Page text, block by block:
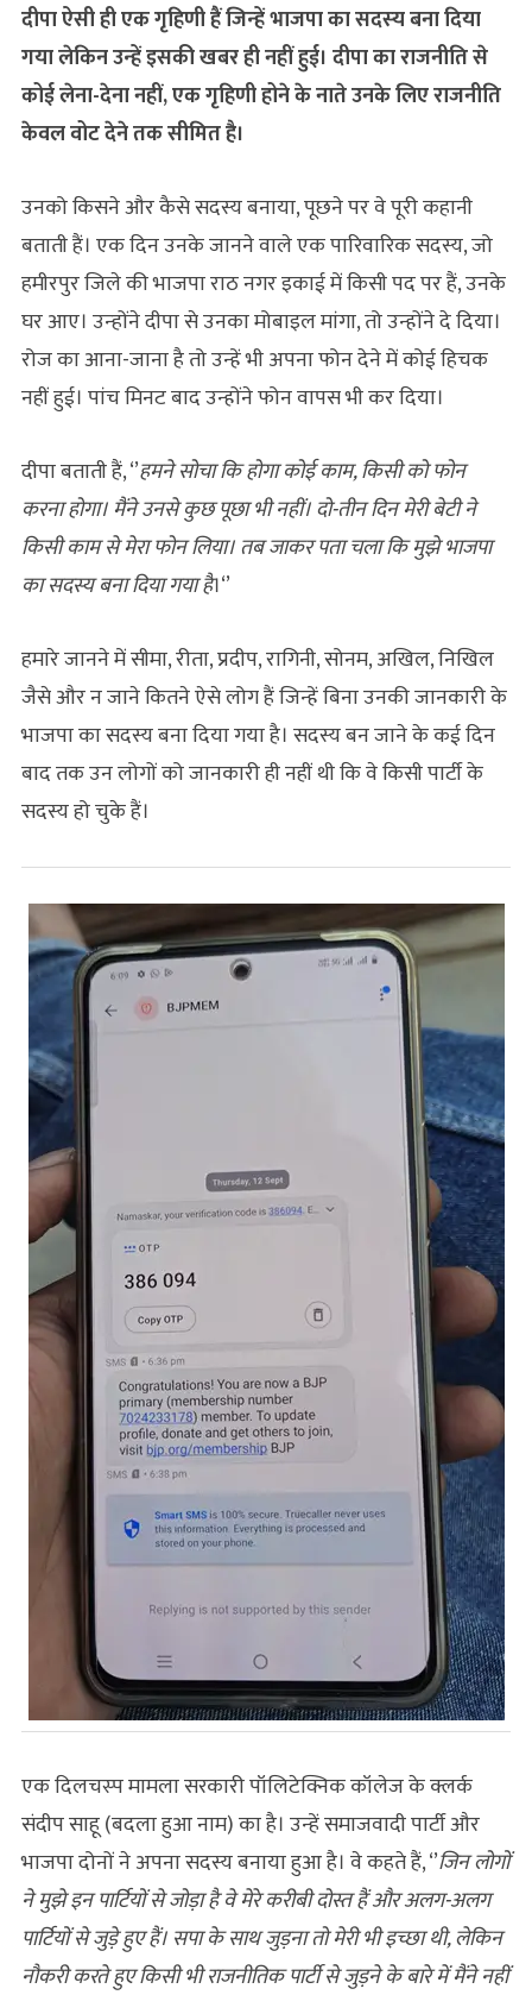
दीपा ऐसी ही एक गृहिणी हैं जिन्‍हें भाजपा का सदस्‍य बना दिया
गया लेकिन उन्‍हें इसकी खबर ही नहीं हुई। दीपा का राजनीति से
कोई लेना-देना नहीं, एक गृहि‍णी होने के नाते उनके लिए राजनीति
केवल वोट देने तक सीमित है।
उनको किसने और कैसे सदस्य बनाया, पूछने पर वे पूरी कहानी
बताती हैं। एक दिन उनके जानने वाले एक पारिवारिक सदस्य, जो
हमीरपुर जिले की भाजपा राठ नगर इकाई में किसी पद पर हैं, उनके
घर आए। उन्‍होंने दीपा से उनका मोबाइल मांगा, तो उन्होंने दे दिया।
रोज का आना-जाना है तो उन्हें भी अपना फोन देने में कोई हिचक
नहीं हुई। पांच मिनट बाद उन्होंने फोन वापस भी कर दिया।
दीपा बताती हैं, ‘’हमने सोचा कि होगा कोई काम, किसी को फोन
करना होगा। मैंने उनसे कुछ पूछा भी नहीं। दो-तीन दिन मेरी बेटी ने
किसी काम से मेरा फोन लिया। तब जाकर पता चला कि मुझे भाजपा
का सदस्य बना दिया गया है।‘’
हमारे जानने में सीमा, रीता, प्रदीप, रागिनी, सोनम, अखिल, निखिल
जैसे और न जाने कितने ऐसे लोग हैं जिन्हें बिना उनकी जानकारी के
भाजपा का सदस्य बना दिया गया है। सदस्य बन जाने के कई दिन
बाद तक उन लोगों को जानकारी ही नहीं थी कि वे किसी पार्टी के
सदस्य हो चुके हैं।
एक दिलचस्‍प मामला सरकारी पॉलिटेक्निक कॉलेज के क्लर्क
संदीप साहू (बदला हुआ नाम) का है। उन्‍हें समाजवादी पार्टी और
भाजपा दोनों ने अपना सदस्य बनाया हुआ है। वे कहते हैं, ‘’जिन लोगों
ने मुझे इन पार्टियों से जोड़ा है वे मेरे करीबी दोस्त हैं और अलग-अलग
पार्टियों से जुड़े हुए हैं। सपा के साथ जुड़ना तो मेरी भी इच्छा थी, लेकिन
नौकरी करते हुए किसी भी राजनीतिक पार्टी से जुड़ने के बारे में मैंने नहीं